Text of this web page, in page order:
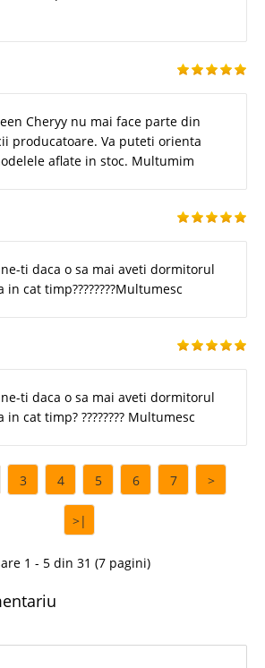
Cheryy nu mai face parte din
producatoare. Va puteti orienta
aflate in stoc. Multumim
ti daca o sa mai aveti dormitorul
cat timp????????Multumesc
ti daca o sa mai aveti dormitorul
cat timp? ???????? Multumesc
3 4 5 6 7 >
>|
1 - 5 din 31 (7 pagini)